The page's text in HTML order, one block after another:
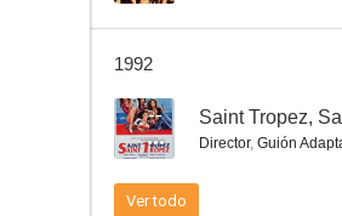
1992
-- Saint Tropez,
Director, Guión
Ver todo